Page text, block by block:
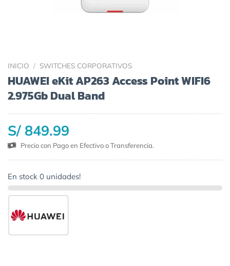
INICIO / SWITCHES CORPORATIVOS
HUAWEI eKit AP263 Access Point WIFI6
2.975Gb Dual Band
S/ 849.99
Precio con Pago en Efectivo o Transferencia.
En stock 0 unidades!